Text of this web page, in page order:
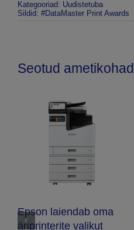
Kategooriad: Uudistetuba
Sildid: #DataMaster Print Awards
Seotud ametikohad
oma